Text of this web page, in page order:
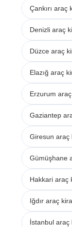
Çankırı araç
Denizli araç
Düzce araç
Elazığ araç
Erzurum
Gaziantep
Giresun araç
Gümüşhane
Hakkari araç
Iğdır araç
İstanbul araç